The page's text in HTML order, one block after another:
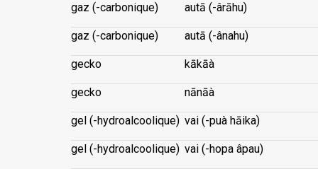
gaz (-carbonique) autā (-ârāhu)
gaz (-carbonique) autā (-ânahu)
gecko kākāà
gecko nānāà
gel (-hydroalcoolique) vai (-puà hāika)
gel (-hydroalcoolique) vai (-hopa âpau)